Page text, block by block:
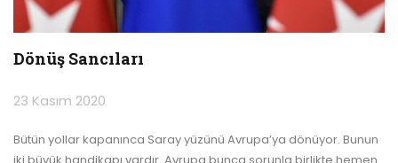
Dönüş Sancıları
23 Kasım 2020
Bütün yollar kapanınca Saray yüzünü Avrupa’ya dönüyor. Bunun